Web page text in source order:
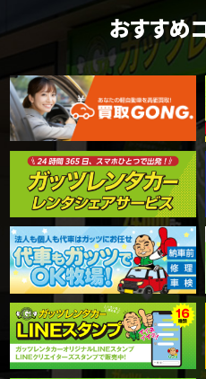
おすすめ